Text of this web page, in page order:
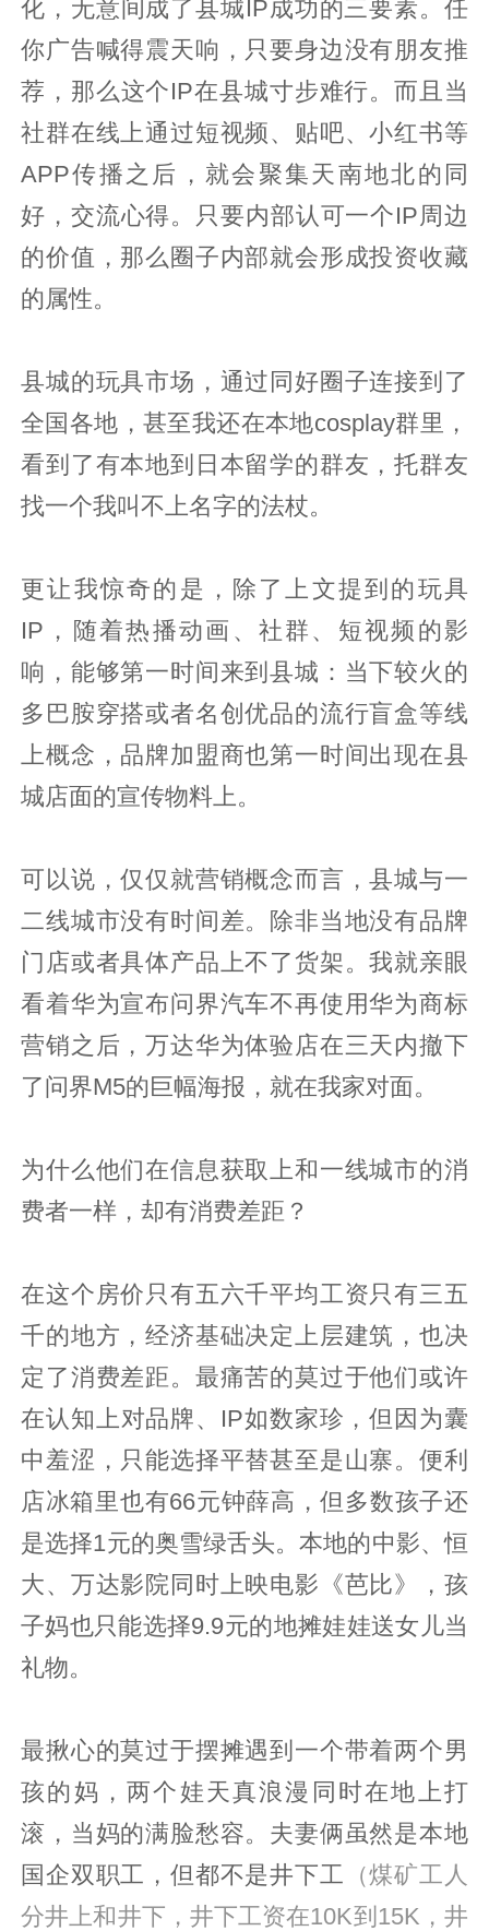
化，无意间成了县城IP成功的三要素。任
你广告喊得震天响，只要身边没有朋友推
荐，那么这个IP在县城寸步难行。而且当
社群在线上通过短视频、贴吧、小红书等
APP传播之后，就会聚集天南地北的同
好，交流心得。只要内部认可一个IP周边
的价值，那么圈子内部就会形成投资收藏
的属性。
县城的玩具市场，通过同好圈子连接到了
全国各地，甚至我还在本地cosplay群里，
看到了有本地到日本留学的群友，托群友
找一个我叫不上名字的法杖。
更让我惊奇的是，除了上文提到的玩具
IP，随着热播动画、社群、短视频的影
响，能够第一时间来到县城：当下较火的
多巴胺穿搭或者名创优品的流行盲盒等线
上概念，品牌加盟商也第一时间出现在县
城店面的宣传物料上。
可以说，仅仅就营销概念而言，县城与一
二线城市没有时间差。除非当地没有品牌
门店或者具体产品上不了货架。我就亲眼
看着华为宣布问界汽车不再使用华为商标
营销之后，万达华为体验店在三天内撤下
了问界M5的巨幅海报，就在我家对面。
为什么他们在信息获取上和一线城市的消
费者一样，却有消费差距？
在这个房价只有五六千平均工资只有三五
千的地方，经济基础决定上层建筑，也决
定了消费差距。最痛苦的莫过于他们或许
在认知上对品牌、IP如数家珍，但因为囊
中羞涩，只能选择平替甚至是山寨。便利
店冰箱里也有66元钟薛高，但多数孩子还
是选择1元的奥雪绿舌头。本地的中影、恒
大、万达影院同时上映电影《芭比》，孩
子妈也只能选择9.9元的地摊娃娃送女儿当
礼物。
最揪心的莫过于摆摊遇到一个带着两个男
孩的妈，两个娃天真浪漫同时在地上打
滚，当妈的满脸愁容。夫妻俩虽然是本地
国企双职工，但都不是井下工 （煤矿工人
分井上和井下，井下工资在10K到15K，井